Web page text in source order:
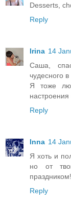
Desserts,
Reply
Irina 14
Саша,
чудесного
Я тоже
Reply
Inna 14
Я хоть и
но от
праздником!
Reply